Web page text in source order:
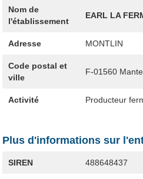
Nom de
l'établissement
EARL LA
Adresse MONTLIN
Code postal et
ville
F-01560
Activité Producteur
Plus d'informations sur
SIREN 488648437